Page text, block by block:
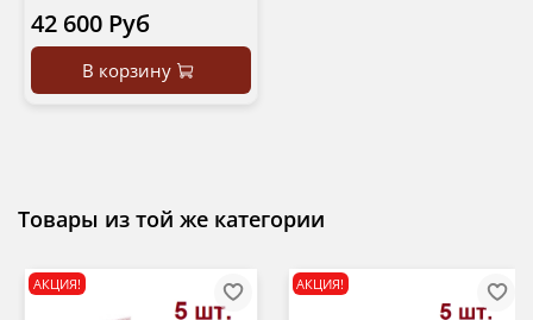
42 600 Руб
В корзину
Товары из той же категории
АКЦИЯ! АКЦИЯ!